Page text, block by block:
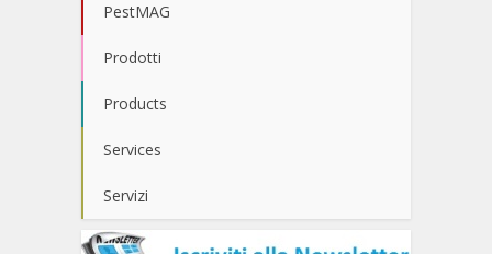
PestMAG
Prodotti
Products
Services
Servizi